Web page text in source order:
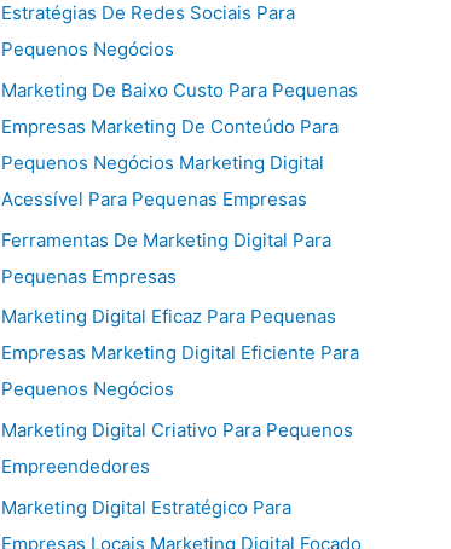
Estratégias De Redes Sociais Para
Pequenos Negócios
Marketing De Baixo Custo Para Pequenas
Empresas Marketing De Conteúdo Para
Pequenos Negócios Marketing Digital
Acessível Para Pequenas Empresas
Ferramentas De Marketing Digital Para
Pequenas Empresas
Marketing Digital Eficaz Para Pequenas
Empresas Marketing Digital Eficiente Para
Pequenos Negócios
Marketing Digital Criativo Para Pequenos
Empreendedores
Marketing Digital Estratégico Para
Empresas Locais Marketing Digital Focado